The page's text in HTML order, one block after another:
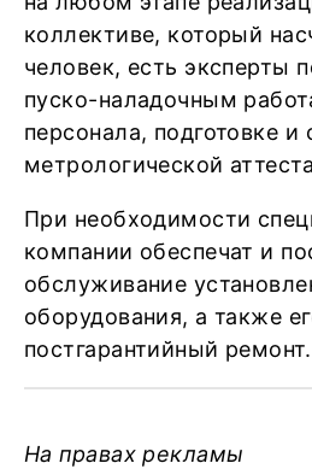
коллективе, который
человек, есть эксперты
пуско-наладочным
персонала, подготовке
метрологической
При необходимости
компании обеспечат и
обслуживание
оборудования, а также
постгарантийный ремонт.
На правах рекламы